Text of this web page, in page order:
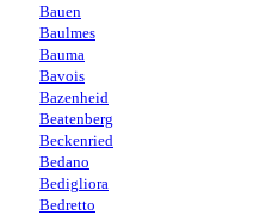
Bauen
Baulmes
Bauma
Bavois
Bazenheid
Beatenberg
Beckenried
Bedano
Bedigliora
Bedretto